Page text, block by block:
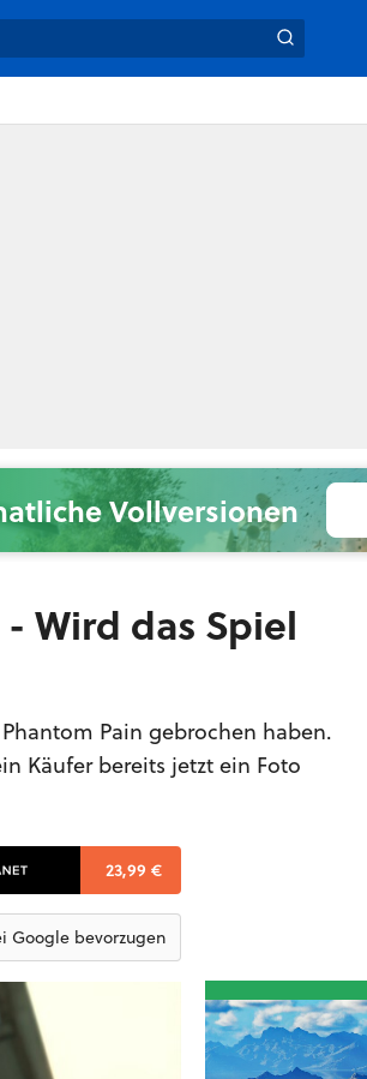
Vollversionen
Wird das Spiel
Pain gebrochen haben.
Käufer bereits jetzt ein Foto
23,99 €
Google bevorzugen